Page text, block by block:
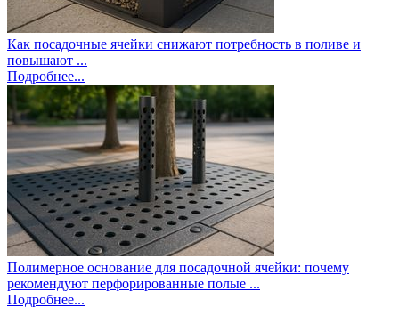
Как посадочные ячейки снижают потребность в поливе и
повышают ...
Подробнее...
Полимерное основание для посадочной ячейки: почему
рекомендуют перфорированные полые ...
Подробнее...